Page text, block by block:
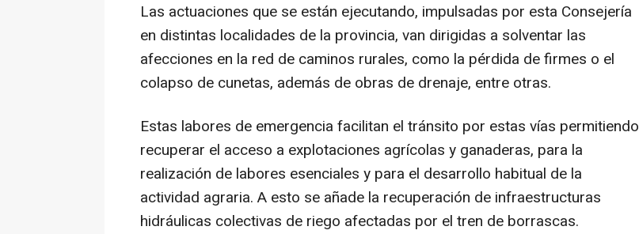
Las actuaciones que se están ejecutando, impulsadas por esta Consejería
en distintas localidades de la provincia, van dirigidas a solventar las
afecciones en la red de caminos rurales, como la pérdida de firmes o el
colapso de cunetas, además de obras de drenaje, entre otras.
Estas labores de emergencia facilitan el tránsito por estas vías permitiendo
recuperar el acceso a explotaciones agrícolas y ganaderas, para la
realización de labores esenciales y para el desarrollo habitual de la
actividad agraria. A esto se añade la recuperación de infraestructuras
hidráulicas colectivas de riego afectadas por el tren de borrascas.